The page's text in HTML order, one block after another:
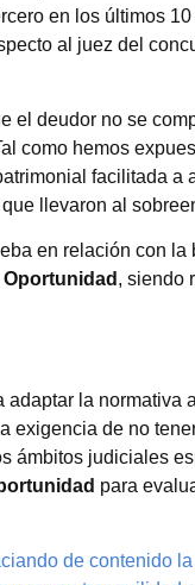
en los últimos
al juez del
deudor no se
como hemos
facilitada a
llevaron al
en relación con la
, siendo
la
exigencia de no
ámbitos judiciales
para
de contenido